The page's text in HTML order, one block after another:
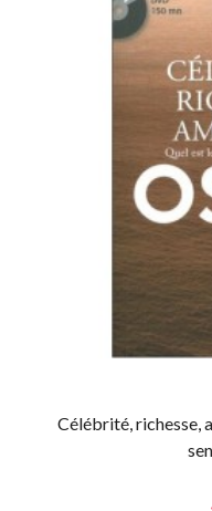
Célébrité, richesse,